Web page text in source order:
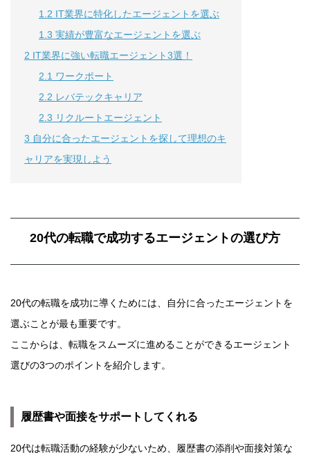
1.2 IT業界に特化したエージェントを選ぶ
1.3 実績が豊富なエージェントを選ぶ
2 IT業界に強い転職エージェント3選！
2.1 ワークポート
2.2 レバテックキャリア
2.3 リクルートエージェント
3 自分に合ったエージェントを探して理想のキ
ャリアを実現しよう
20代の転職で成功するエージェントの選び方
20代の転職を成功に導くためには、自分に合ったエージェントを
選ぶことが最も重要です。
ここからは、転職をスムーズに進めることができるエージェント
選びの3つのポイントを紹介します。
履歴書や面接をサポートしてくれる
20代は転職活動の経験が少ないため、履歴書の添削や面接対策な